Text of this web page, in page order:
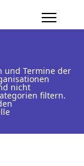
und Termine der
nicht
filtern.